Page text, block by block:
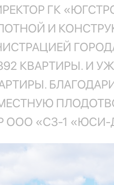
ГК
И
КВАРТИРЫ. И
ООО «СЗ-1